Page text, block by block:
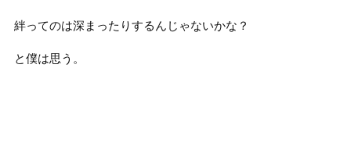
絆ってのは深まったりするんじゃないかな？
と僕は思う。